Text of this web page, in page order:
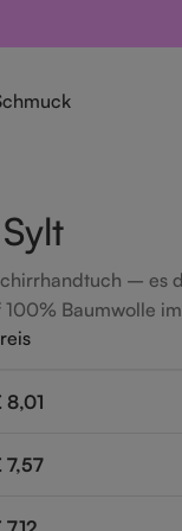
– es
Baumwolle
8,01
7,57